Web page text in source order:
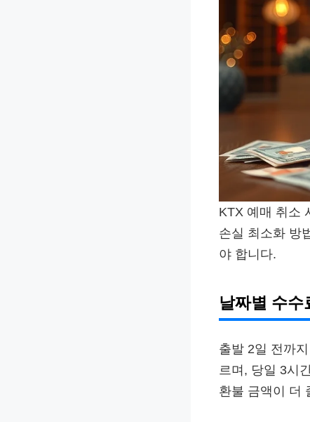
KTX 예매 취소
손실 최소화 방
야 합니다.
날짜별 수수
출발 2일 전까
르며, 당일 3시
환불 금액이 더